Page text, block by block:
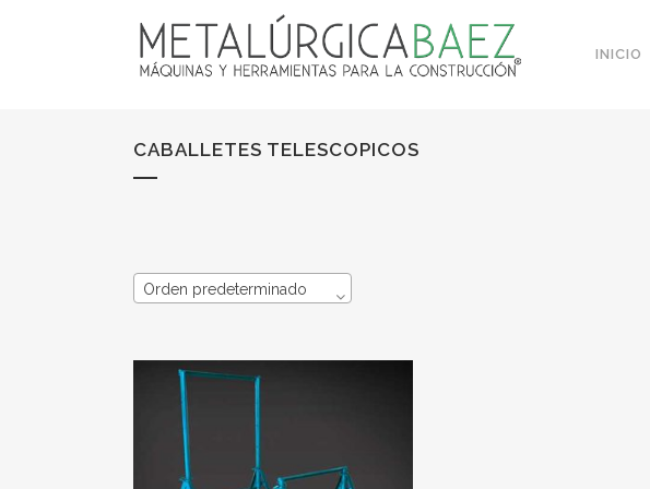
INICIO
CABALLETES TELESCOPICOS
Orden predeterminado